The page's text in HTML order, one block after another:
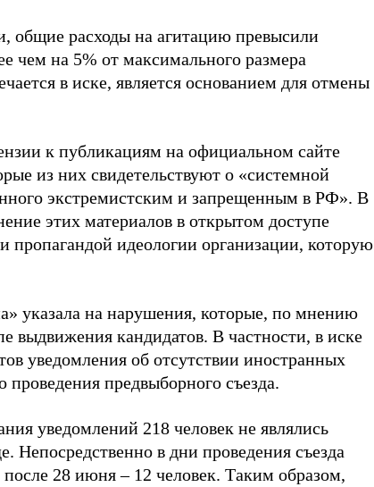
общие расходы на агитацию превысили
чем на 5% от максимального размера
в иске, является основанием для отмены
к публикациям на официальном сайте
из них свидетельствуют о «системной
экстремистским и запрещенным в РФ». В
этих материалов в открытом доступе
пропагандой идеологии организации, которую
указала на нарушения, которые, по мнению
выдвижения кандидатов. В частности, в иске
уведомления об отсутствии иностранных
предвыборного съезда.
уведомлений 218 человек не являлись
Непосредственно в дни проведения съезда
28 июня – 12 человек. Таким образом,